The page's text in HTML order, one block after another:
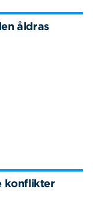
åldras
konflikter